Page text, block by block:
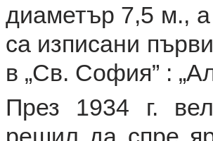
диаметър 7,5 м.,
са изписани
в „Св. София” :
През 1934 г.